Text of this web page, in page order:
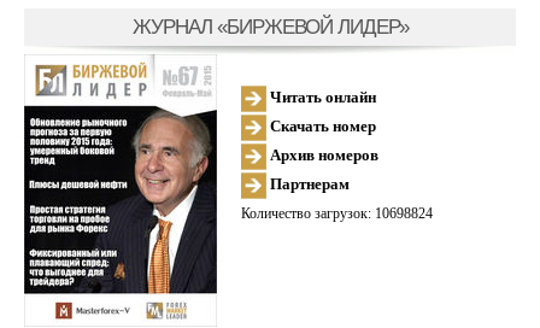
ЖУРНАЛ «БИРЖЕВОЙ ЛИДЕР»
Читать онлайн
Скачать номер
Архив номеров
Партнерам
Количество загрузок: 10698824